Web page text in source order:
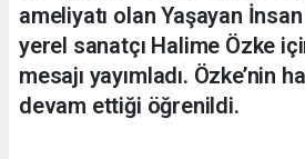
ameliyatı olan Yaşayan
yerel sanatçı Halime Özke
mesajı yayımladı. Özke’nin
devam ettiği öğrenildi.